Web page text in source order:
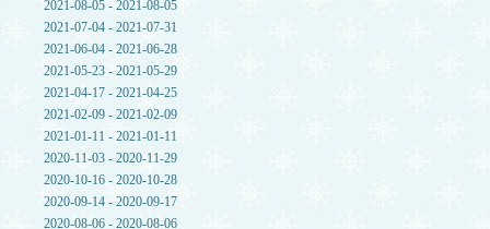
2021-08-05 - 2021-08-05
2021-07-04 - 2021-07-31
2021-06-04 - 2021-06-28
2021-05-23 - 2021-05-29
2021-04-17 - 2021-04-25
2021-02-09 - 2021-02-09
2021-01-11 - 2021-01-11
2020-11-03 - 2020-11-29
2020-10-16 - 2020-10-28
2020-09-14 - 2020-09-17
2020-08-06 - 2020-08-06